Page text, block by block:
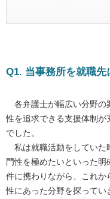
Q1. 当事務所を就職先
各弁護士が幅広い分野の
性を追求できる支援体制
でした。
私は就職活動をしていた
門性を極めたいといった
件に携わりながら、これか
性にあった分野を探ってい